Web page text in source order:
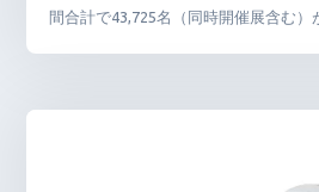
間合計で43,725名（同時開催展含む）